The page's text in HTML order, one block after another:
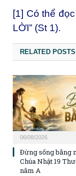
[1] Có thể
LỜI” (St 1).
RELATED POSTS
06/08/2026
Đừng sống bằng
Chúa Nhật 19
năm A